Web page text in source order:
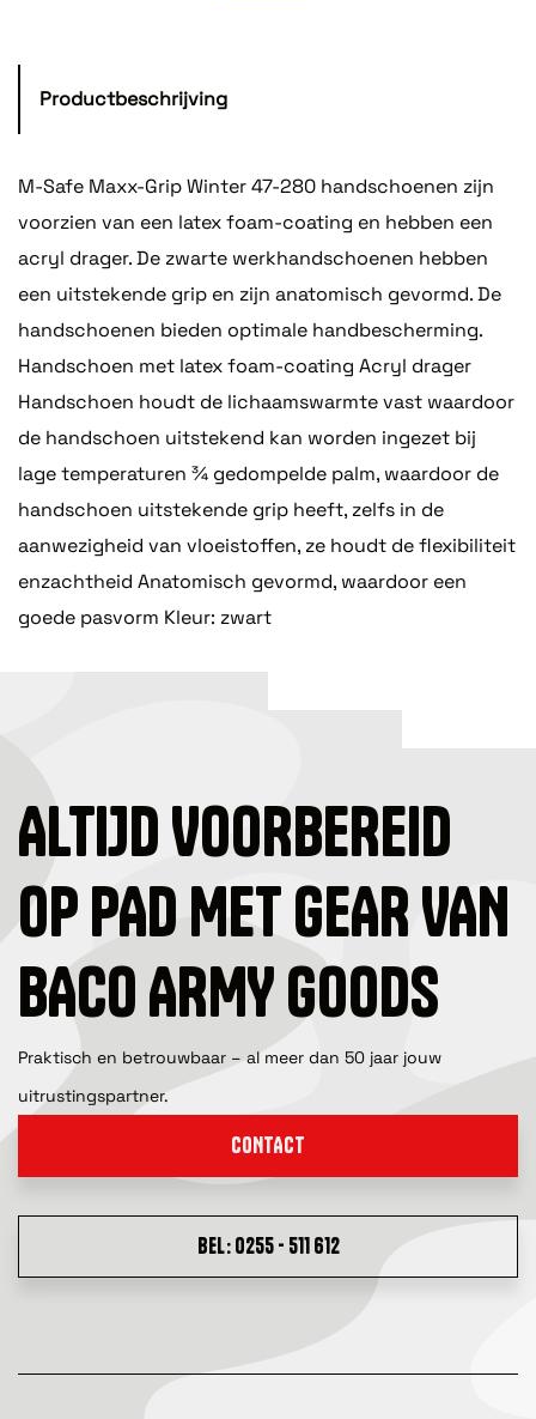
Productbeschrijving
M-Safe Maxx-Grip Winter 47-280 handschoenen zijn
voorzien van een latex foam-coating en hebben een
acryl drager. De zwarte werkhandschoenen hebben
een uitstekende grip en zijn anatomisch gevormd. De
handschoenen bieden optimale handbescherming.
Handschoen met latex foam-coating Acryl drager
Handschoen houdt de lichaamswarmte vast waardoor
de handschoen uitstekend kan worden ingezet bij
lage temperaturen ¾ gedompelde palm, waardoor de
handschoen uitstekende grip heeft, zelfs in de
aanwezigheid van vloeistoffen, ze houdt de flexibiliteit
enzachtheid Anatomisch gevormd, waardoor een
goede pasvorm Kleur: zwart
ALTIJD VOORBEREID
OP PAD MET GEAR VAN
BACO ARMY GOODS
Praktisch en betrouwbaar – al meer dan 50 jaar jouw
uitrustingspartner.
CONTACT
BEL: 0255 - 511 612